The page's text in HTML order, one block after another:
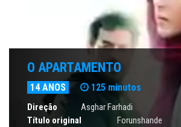
O APARTAMENTO
14 ANOS 125 minutos
Direção
Asghar Farhadi
Título original
Forunshande